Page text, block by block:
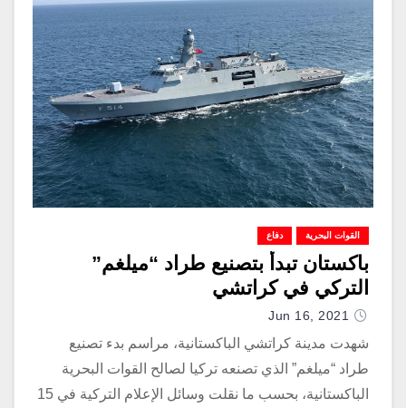
القوات البحرية دفاع
باكستان تبدأ بتصنيع طراد “ميلغم”
التركي في كراتشي
Jun 16, 2021
شهدت مدينة كراتشي الباكستانية، مراسم بدء تصنيع
طراد “ميلغم” الذي تصنعه تركيا لصالح القوات البحرية
الباكستانية، بحسب ما نقلت وسائل الإعلام التركية في 15